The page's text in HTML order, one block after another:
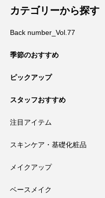
カテゴリーから探す
Back number_Vol.77
季節のおすすめ
ピックアップ
スタッフおすすめ
注目アイテム
スキンケア・基礎化粧品
メイクアップ
ベースメイク